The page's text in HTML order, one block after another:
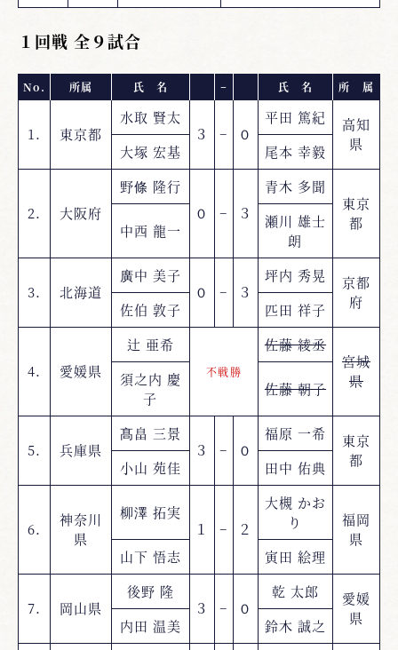
１回戦 全９試合
No. 所属 氏 名 − 氏 名 所 属
1. 東京都
水取 賢太
３
− ０
平田 篤紀
高知
県
大塚 宏基 尾本 幸毅
2. 大阪府
野條 隆行
０
− ３
青木 多聞
東京
都
中西 龍一
瀬川 雄士
朗
3. 北海道
廣中 美子
０
− ３
坪内 秀晃
京都
府
佐伯 敦子 匹田 祥子
4. 愛媛県
辻 亜希
不戦勝
佐藤 綾丞
宮城
県
須之内 慶
子
佐藤 朝子
5. 兵庫県
髙畠 三景
３
− ０
福原 一希
東京
都
小山 苑佳 田中 佑典
6.
神奈川
県
柳澤 拓実
１
− ２
大槻 かお
り
福岡
県
山下 悟志
寅田 絵理
7. 岡山県
後野 隆
３
− ０
乾 太郎
愛媛
県
内田 温美 鈴木 誠之